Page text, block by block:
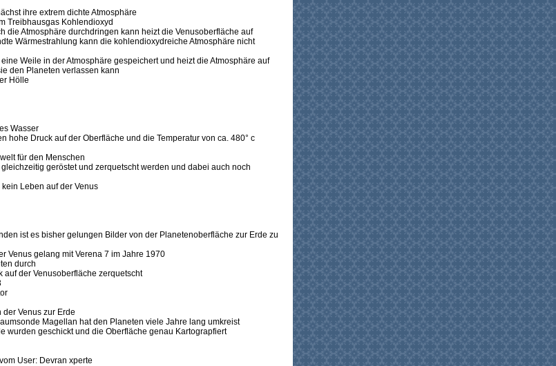
ihre extrem dichte Atmosphäre
Treibhausgas Kohlendioxyd
die Atmosphäre durchdringen kann heizt die Venusoberfläche auf
Wärmestrahlung kann die kohlendioxydreiche Atmosphäre nicht
Weile in der Atmosphäre gespeichert und heizt die Atmosphäre auf
den Planeten verlassen kann
Hölle
Wasser
hohe Druck auf der Oberfläche und die Temperatur von ca. 480° c
für den Menschen
geröstet und zerquetscht werden und dabei auch noch
Leben auf der Venus
ist es bisher gelungen Bilder von der Planetenoberfläche zur Erde zu
Venus gelang mit Verena 7 im Jahre 1970
durch
auf der Venusoberfläche zerquetscht
der Venus zur Erde
Magellan hat den Planeten viele Jahre lang umkreist
wurden geschickt und die Oberfläche genau Kartograpfiert
User: Devran xperte